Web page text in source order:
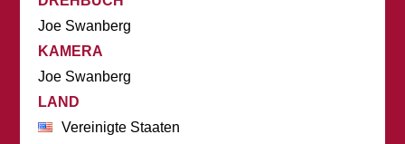
Joe Swanberg
KAMERA
Joe Swanberg
LAND
Vereinigte Staaten